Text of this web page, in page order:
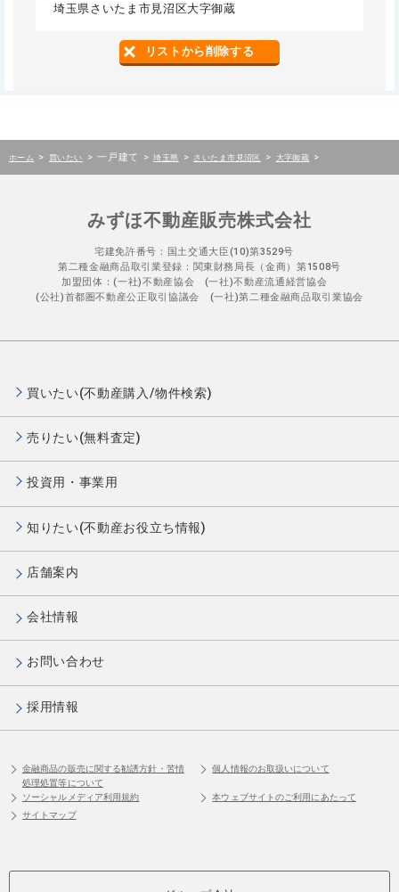
埼玉県さいたま市見沼区大字御蔵
リストから削除する
ホーム > 買いたい > 一戸建て > 埼玉県 > さいたま市見沼区 > 大字御蔵 >
みずほ不動産販売株式会社
宅建免許番号：国土交通大臣(10)第3529号
第二種金融商品取引業登録：関東財務局長（金商）第1508号
加盟団体：(一社)不動産協会 (一社)不動産流通経営協会
(公社)首都圏不動産公正取引協議会 (一社)第二種金融商品取引業協会
買いたい(不動産購入/物件検索)
売りたい(無料査定)
投資用・事業用
知りたい(不動産お役立ち情報)
店舗案内
会社情報
お問い合わせ
採用情報
金融商品の販売に関する勧誘方針・苦情
処理処置等について
個人情報のお取扱いについて
ソーシャルメディア利用規約
本ウェブサイトのご利用にあたって
サイトマップ